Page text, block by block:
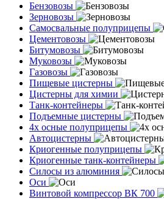
Бензовозы
Зерновозы
Самосвальные полуприцепы
Цементовозы
Битумовозы
Муковозы
Газовозы
Пищевые цистерны
Цистерны для химии
Танк-контейнеры
Подъемные цистерны
4х осные полуприцепы
Автоцистерны
Криогенные полуприцепы
Криогенные танк-контейнеры
Силосы из алюминия
Оси
Винтовой компрессор ВК 700